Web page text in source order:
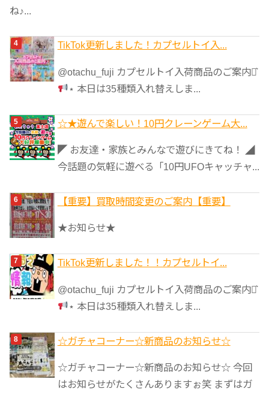
ね♪...
TikTok更新しました！カプセルトイ入...
@otachu_fuji カプセルトイ入荷商品のご案内⋆͛
⋆ 本日は35種類入れ替えしま...
☆★遊んで楽しい！10円クレーンゲーム大...
◤ お友達・家族とみんなで遊びにきてね！ ◢
今話題の気軽に遊べる「10円UFOキャッチャ...
【重要】買取時間変更のご案内【重要】
★お知らせ★
TikTok更新しました！！カプセルトイ...
@otachu_fuji カプセルトイ入荷商品のご案内⋆͛
⋆ 本日は35種類入れ替えしま...
☆ガチャコーナー☆新商品のお知らせ☆
☆ガチャコーナー☆新商品のお知らせ☆ 今回
はお知らせがたくさんありますぉ笑 まずはガ